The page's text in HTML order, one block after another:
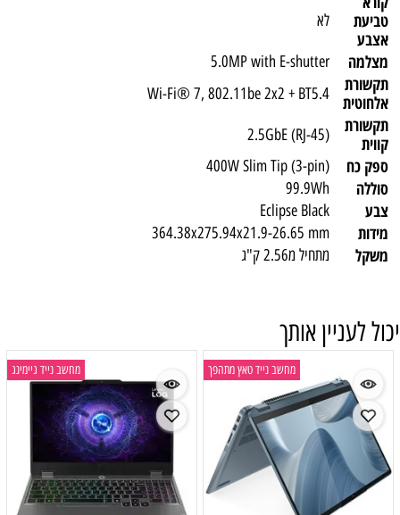
טביעת
אצבע
לא
מצלמה 5.0MP with E-shutter
תקשורת
אלחוטית
Wi-Fi® 7, 802.11be 2x2 + BT5.4
תקשורת
קווית
2.5GbE (RJ-45)
ספק כח 400W Slim Tip (3-pin)
סוללה 99.9Wh
צבע Eclipse Black
מידות 364.38x275.94x21.9-26.65 mm
משקל מתחיל מ2.56 ק"ג
יכול לעניין אותך
מחשב נייד טאץ מתהפך מחשב נייד גיימינג